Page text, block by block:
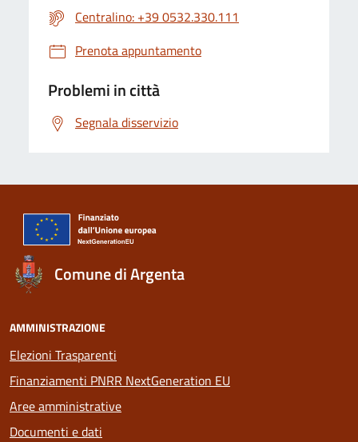
Centralino: +39 0532.330.111
Prenota appuntamento
Problemi in città
Segnala disservizio
Comune di Argenta
AMMINISTRAZIONE
Elezioni Trasparenti
Finanziamenti PNRR NextGeneration EU
Aree amministrative
Documenti e dati